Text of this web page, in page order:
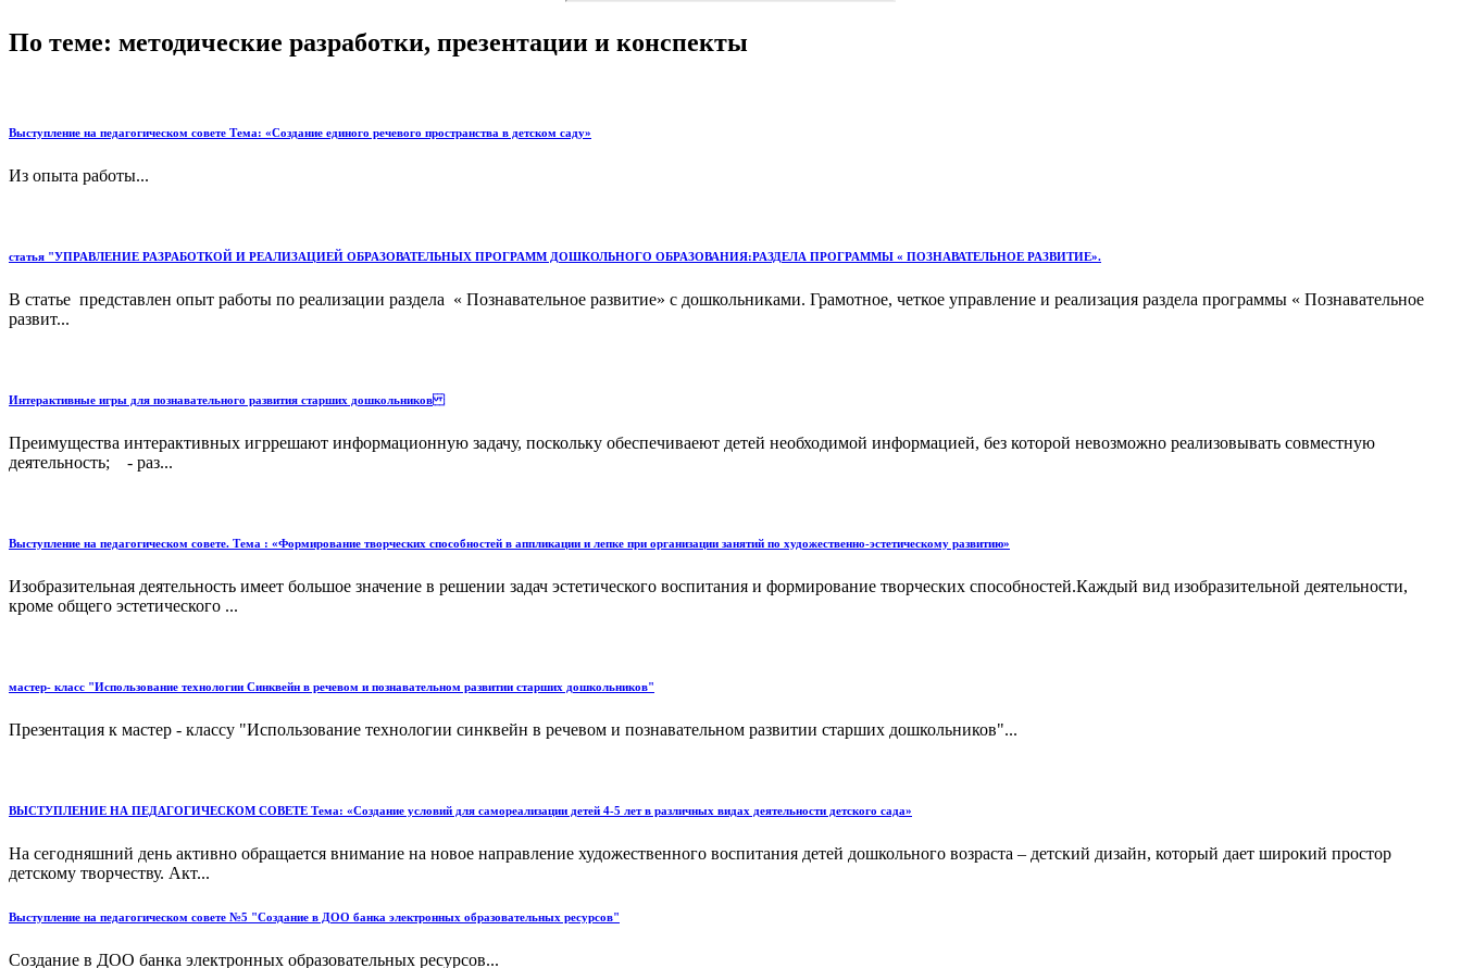
По теме: методические разработки, презентации и конспекты
Выступление на педагогическом совете Тема: «Создание единого речевого пространства в детском саду»
Из опыта работы...
статья "УПРАВЛЕНИЕ РАЗРАБОТКОЙ И РЕАЛИЗАЦИЕЙ ОБРАЗОВАТЕЛЬНЫХ ПРОГРАММ ДОШКОЛЬНОГО ОБРАЗОВАНИЯ:РАЗДЕЛА ПРОГРАММЫ « ПОЗНАВАТЕЛЬНОЕ РАЗВИТИЕ».
В статье представлен опыт работы по реализации раздела « Познавательное развитие» с дошкольниками. Грамотное, четкое управление и реализация раздела программы « Познавательное
развит...
Интерактивные игры для познавательного развития старших дошкольников
Преимущества интерактивных игррешают информационную задачу, поскольку обеспечиваеют детей необходимой информацией, без которой невозможно реализовывать совместную
деятельность; - раз...
Выступление на педагогическом совете. Тема : «Формирование творческих способностей в аппликации и лепке при организации занятий по художественно-эстетическому развитию»
Изобразительная деятельность имеет большое значение в решении задач эстетического воспитания и формирование творческих способностей.Каждый вид изобразительной деятельности,
кроме общего эстетического ...
мастер- класс "Использование технологии Синквейн в речевом и познавательном развитии старших дошкольников"
Презентация к мастер - классу "Использование технологии синквейн в речевом и познавательном развитии старших дошкольников"...
ВЫСТУПЛЕНИЕ НА ПЕДАГОГИЧЕСКОМ СОВЕТЕ Тема: «Создание условий для самореализации детей 4-5 лет в различных видах деятельности детского сада»
На сегодняшний день активно обращается внимание на новое направление художественного воспитания детей дошкольного возраста – детский дизайн, который дает широкий простор
детскому творчеству. Акт...
Выступление на педагогическом совете №5 "Создание в ДОО банка электронных образовательных ресурсов"
Создание в ДОО банка электронных образовательных ресурсов...